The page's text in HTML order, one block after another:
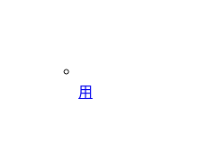
用